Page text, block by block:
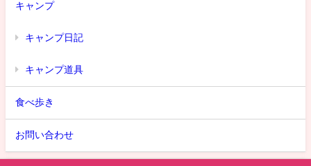
キャンプ
キャンプ日記
キャンプ道具
食べ歩き
お問い合わせ